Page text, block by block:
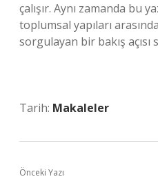
çalışır. Aynı zamanda bu
toplumsal yapıları
sorgulayan bir bakış açısı
Tarih: Makaleler
Önceki Yazı